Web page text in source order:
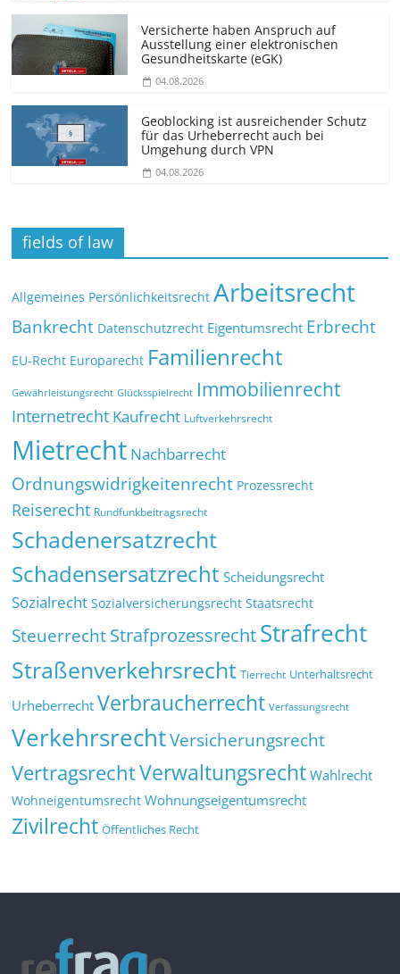
Versicherte haben Anspruch auf
Ausstellung einer elektronischen
Gesundheitskarte (eGK)
04.08.2026
Geoblocking ist ausreichender Schutz
für das Urheberrecht auch bei
Umgehung durch VPN
04.08.2026
fields of law
Allgemeines Persönlichkeitsrecht Arbeitsrecht
Bankrecht Datenschutzrecht Eigentumsrecht Erbrecht
EU-Recht Europarecht Familienrecht
Gewährleistungsrecht Glücksspielrecht Immobilienrecht
Internetrecht Kaufrecht Luftverkehrsrecht
Mietrecht Nachbarrecht
Ordnungswidrigkeitenrecht Prozessrecht
Reiserecht Rundfunkbeitragsrecht
Schadenersatzrecht
Schadensersatzrecht Scheidungsrecht
Sozialrecht Sozialversicherungsrecht Staatsrecht
SteuerrechtStrafprozessrechtStrafrecht
Straßenverkehrsrecht Tierrecht Unterhaltsrecht
Urheberrecht Verbraucherrecht Verfassungsrecht
VerkehrsrechtVersicherungsrecht
VertragsrechtVerwaltungsrecht Wahlrecht
Wohneigentumsrecht Wohnungseigentumsrecht
Zivilrecht Öffentliches Recht